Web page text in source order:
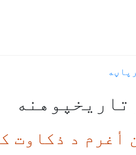
تاریخپوهنه
أغرم د ذكاوت